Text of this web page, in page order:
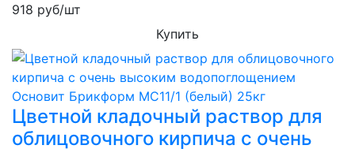
918 руб/шт
Купить
Цветной кладочный раствор для
облицовочного кирпича с очень